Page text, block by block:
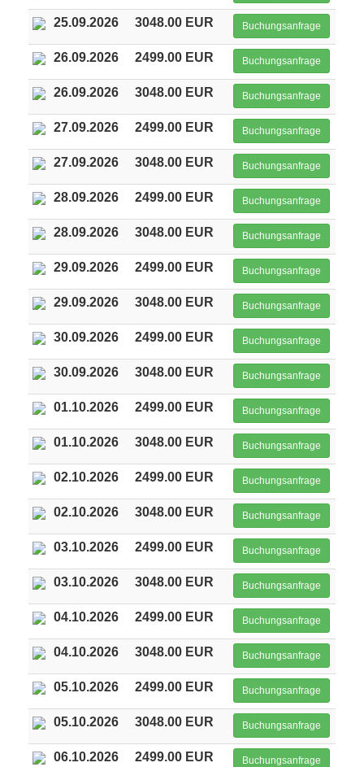
25.09.2026 3048.00 EUR Buchungsanfrage
26.09.2026 2499.00 EUR Buchungsanfrage
26.09.2026 3048.00 EUR Buchungsanfrage
27.09.2026 2499.00 EUR Buchungsanfrage
27.09.2026 3048.00 EUR Buchungsanfrage
28.09.2026 2499.00 EUR Buchungsanfrage
28.09.2026 3048.00 EUR Buchungsanfrage
29.09.2026 2499.00 EUR Buchungsanfrage
29.09.2026 3048.00 EUR Buchungsanfrage
30.09.2026 2499.00 EUR Buchungsanfrage
30.09.2026 3048.00 EUR Buchungsanfrage
01.10.2026 2499.00 EUR Buchungsanfrage
01.10.2026 3048.00 EUR Buchungsanfrage
02.10.2026 2499.00 EUR Buchungsanfrage
02.10.2026 3048.00 EUR Buchungsanfrage
03.10.2026 2499.00 EUR Buchungsanfrage
03.10.2026 3048.00 EUR Buchungsanfrage
04.10.2026 2499.00 EUR Buchungsanfrage
04.10.2026 3048.00 EUR Buchungsanfrage
05.10.2026 2499.00 EUR Buchungsanfrage
05.10.2026 3048.00 EUR Buchungsanfrage
06.10.2026 2499.00 EUR Buchungsanfrage